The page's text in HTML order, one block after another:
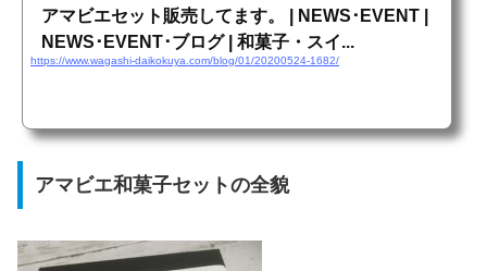
アマビエセット販売してます。 | NEWS･EVENT |
NEWS･EVENT･ブログ | 和菓子・スイ...
https://www.wagashi-daikokuya.com/blog/01/20200524-1682/
アマビエ和菓子セットの全貌